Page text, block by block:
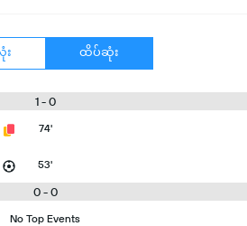
း ထိပ်ဆုံး
1 - 0
74'
53'
0 - 0
No Top Events